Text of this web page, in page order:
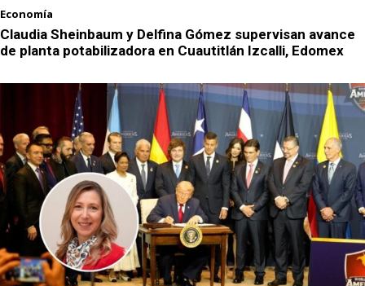
Economía
Claudia Sheinbaum y Delfina Gómez supervisan avance
de planta potabilizadora en Cuautitlán Izcalli, Edomex